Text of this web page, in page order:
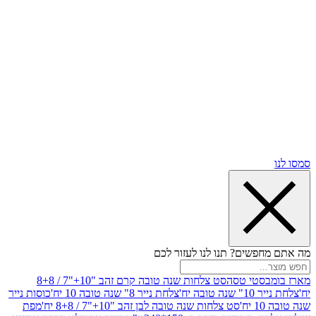
תנו לנו לעזור לכם
טסה
סט צלחות שנה טובה קרם זהב "10+"7 / 8+8
יח'
צלחת נייר 8" שנה טובה 10 יח'
כוסות נייר
סט צלחות שנה טובה לבן זהב "10+"7 / 8+8 יח'
מפת